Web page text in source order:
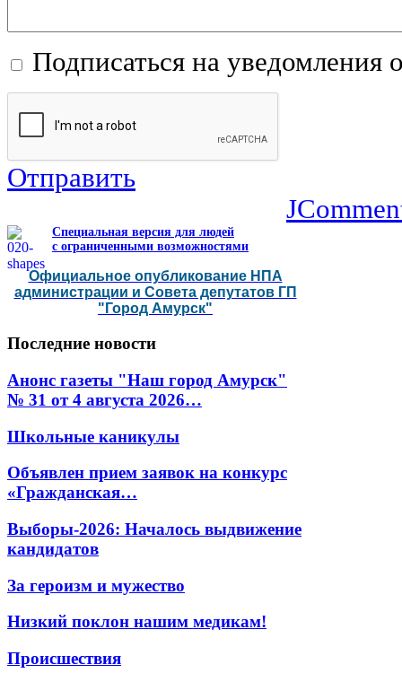
Подписаться на уведомления
Отправить
Специальная версия для людей
с ограниченными возможностями
Официальное опубликование НПА
администрации и Совета депутатов ГП
"Город Амурск"
Последние новости
Анонс газеты "Наш город Амурск"
№ 31 от 4 августа 2026…
Школьные каникулы
Объявлен прием заявок на конкурс
«Гражданская…
Выборы-2026: Началось выдвижение
кандидатов
За героизм и мужество
Низкий поклон нашим медикам!
Происшествия